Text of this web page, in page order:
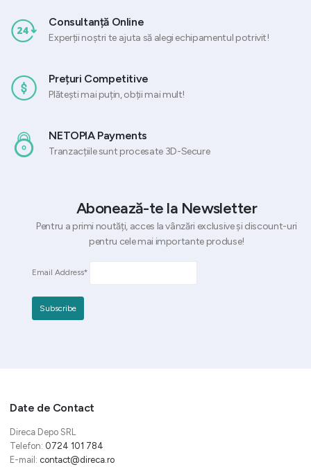
Consultanță Online
Experții noștri te ajuta să alegi echipamentul potrivit!
Prețuri Competitive
Plătești mai puțin, obții mai mult!
NETOPIA Payments
Tranzacțiile sunt procesate 3D-Secure
Abonează-te la Newsletter
Pentru a primi noutăți, acces la vânzări exclusive și discount-uri
pentru cele mai importante produse!
Email Address*
Date de Contact
Direca Depo SRL
Telefon: 0724 101 784
E-mail: contact@direca.ro